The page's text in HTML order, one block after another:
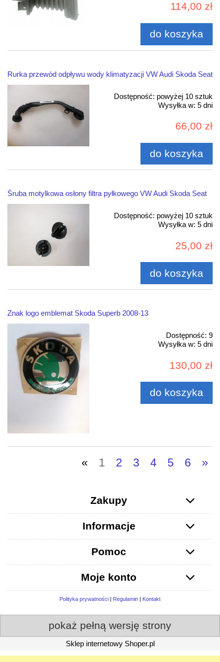
114,00 zł
do koszyka
Rurka przewód odpływu wody klimatyzacji VW Audi Skoda Seat
Dostępność: powyżej 10 sztuk
Wysyłka w: 5 dni
66,00 zł
do koszyka
Śruba motylkowa osłony filtra pyłkowego VW Audi Skoda Seat
Dostępność: powyżej 10 sztuk
Wysyłka w: 5 dni
25,00 zł
do koszyka
Znak logo emblemat Skoda Superb 2008-13
Dostępność: 9
Wysyłka w: 5 dni
130,00 zł
do koszyka
« 1 2 3 4 5 6 »
Zakupy
Informacje
Pomoc
Moje konto
Polityka prywatności Regulamin Kontakt
pokaż pełną wersję strony
Sklep internetowy Shoper.pl